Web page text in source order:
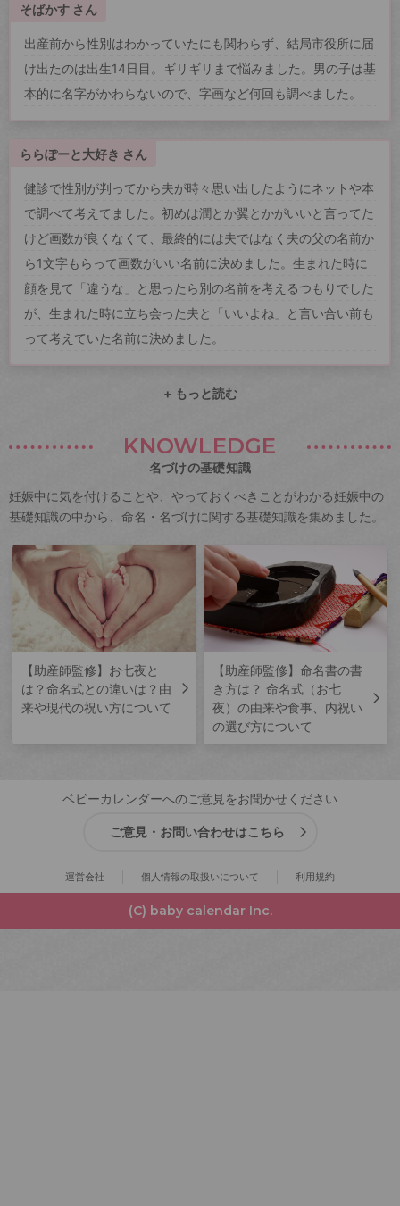
そばかす さん
出産前から性別はわかっていたにも関わらず、結局市役所に届
け出たのは出生14日目。ギリギリまで悩みました。男の子は基
本的に名字がかわらないので、字画など何回も調べました。
ららぽーと大好き さん
健診で性別が判ってから夫が時々思い出したようにネットや本
で調べて考えてました。初めは潤とか翼とかがいいと言ってた
けど画数が良くなくて、最終的には夫ではなく夫の父の名前か
ら1文字もらって画数がいい名前に決めました。生まれた時に
顔を見て「違うな」と思ったら別の名前を考えるつもりでした
が、生まれた時に立ち会った夫と「いいよね」と言い合い前も
って考えていた名前に決めました。
+ もっと読む
KNOWLEDGE
名づけの基礎知識
妊娠中に気を付けることや、やっておくべきことがわかる妊娠中の
基礎知識の中から、命名・名づけに関する基礎知識を集めました。
【助産師監修】お七夜と
は？命名式との違いは？由
来や現代の祝い方について
【助産師監修】命名書の書
き方は？ 命名式（お七
夜）の由来や食事、内祝い
の選び方について
ベビーカレンダーへのご意見をお聞かせください
ご意見・お問い合わせはこちら
運営会社 個人情報の取扱いについて 利用規約
(C) baby calendar Inc.